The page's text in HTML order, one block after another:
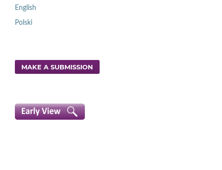
English
Polski
MAKE A SUBMISSION